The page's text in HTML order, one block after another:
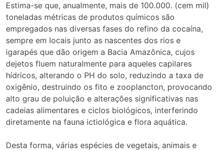
Estima-se que, anualmente, mais de 100.000. (cem mil)
toneladas métricas de produtos químicos são
empregados nas diversas fases do refino da cocaína,
sempre em locais junto as nascentes dos rios e
igarapés que dão origem a Bacia Amazônica, cujos
dejetos fluem naturalmente para aqueles capilares
hídricos, alterando o PH do solo, reduzindo a taxa de
oxigênio, destruindo os fito e zooplancton, provocando
alto grau de poluição e alterações significativas nas
cadeias alimentares e ciclos biológicos, interferindo
diretamente na fauna ictiológica e flora aquática.
Desta forma, várias espécies de vegetais, animais e